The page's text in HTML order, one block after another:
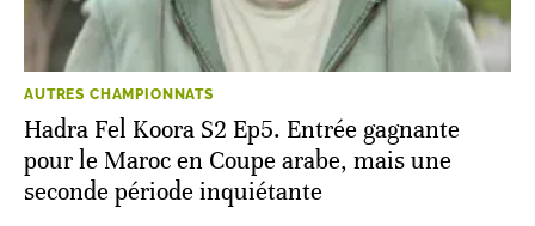
AUTRES CHAMPIONNATS
Hadra Fel Koora S2 Ep5. Entrée gagnante
pour le Maroc en Coupe arabe, mais une
seconde période inquiétante